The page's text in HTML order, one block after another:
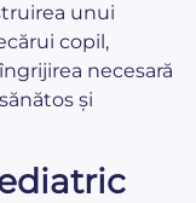
unui
copil,
necesară
și